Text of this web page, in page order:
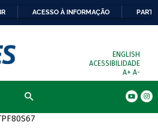
ACESSO À INFORMAÇÃO
ENGLISH
ACESSIBILIDADE
A+ A-